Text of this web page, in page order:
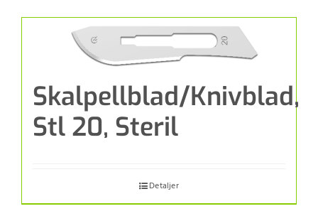
Skalpellblad/Knivblad,
Stl 20, Steril
Detaljer